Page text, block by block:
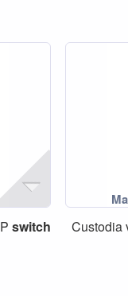
switch Custodia